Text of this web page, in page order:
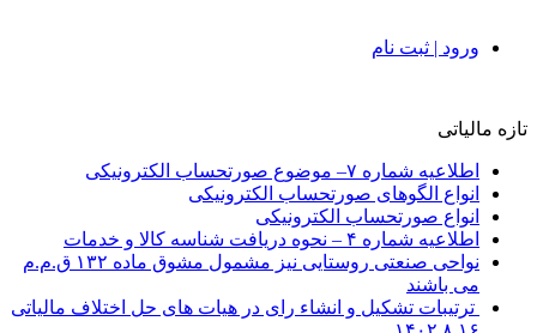
ورود | ثبت نام
تازه مالیاتی
اطلاعیه شماره ۷– موضوع صورتحساب الکترونیکی
انواع الگوهای صورتحساب الکترونیکی
انواع صورتحساب الکترونیکی
اطلاعیه شماره ۴ – نحوه دریافت شناسه کالا و خدمات
نواحی صنعتی روستایی نیز مشمول مشوق ماده ۱۳۲ ق.م.م
می باشند
ترتیبات تشکیل و انشاء رای در هیات های حل اختلاف مالیاتی